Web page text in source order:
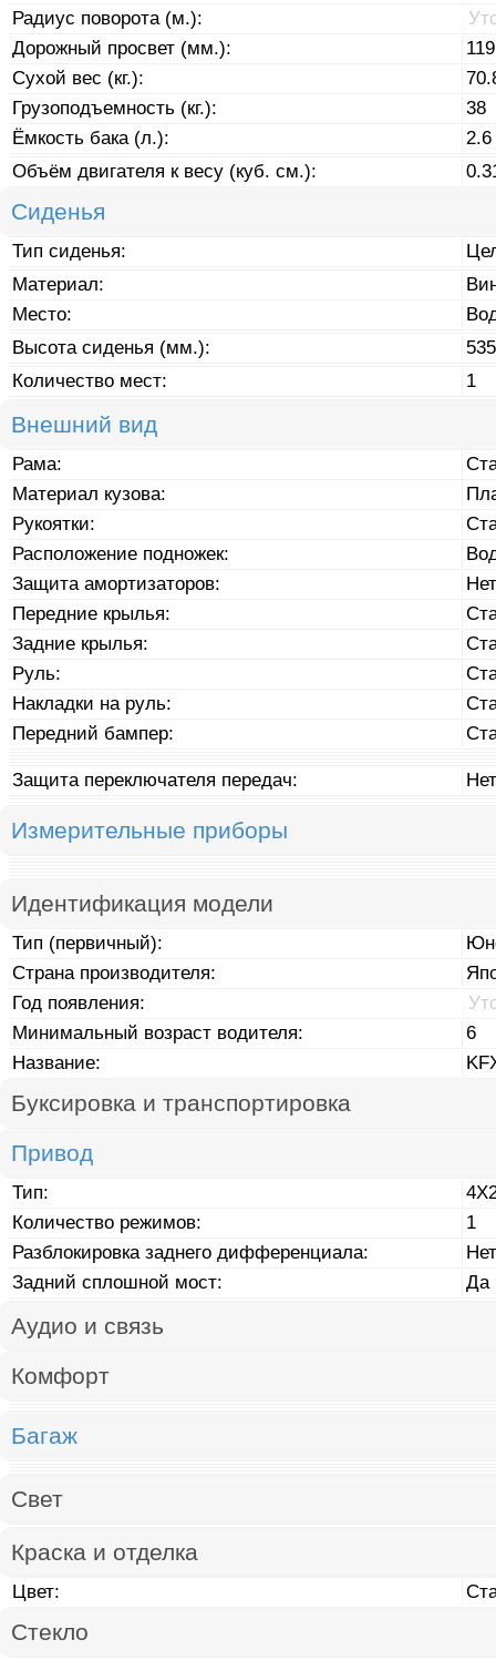
Радиус поворота (м.):
Дорожный просвет (мм.):
Сухой вес (кг.):
Грузоподъемность (кг.):
38
Ёмкость бака (л.):
2.6
Объём двигателя к весу (куб. см.):
Сиденья
Тип сиденья:
Материал:
Место:
Высота сиденья (мм.):
Количество мест:
1
Внешний вид
Рама:
Материал кузова:
Рукоятки:
Расположение подножек:
Защита амортизаторов:
Нет
Передние крылья:
Задние крылья:
Руль:
Накладки на руль:
Передний бампер:
Защита переключателя передач: Нет
Измерительные приборы
Идентификация модели
Тип (первичный):
Страна производителя:
Год появления:
Минимальный возраст водителя:
6
Название:
Буксировка и транспортировка
Привод
Тип:
Количество режимов:
1
Разблокировка заднего дифференциала:
Нет
Задний сплошной мост:
Да
Аудио и связь
Комфорт
Багаж
Свет
Краска и отделка
Цвет:
Стекло